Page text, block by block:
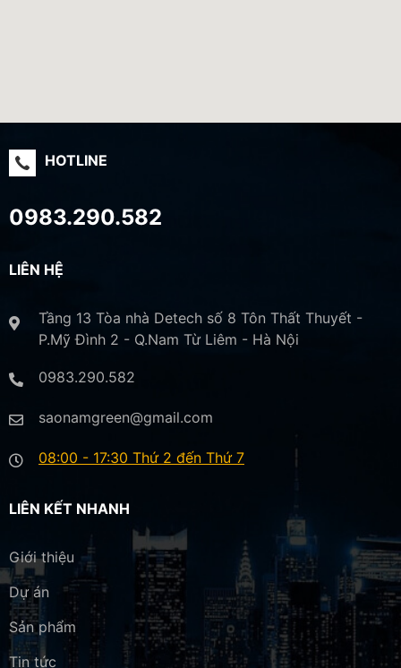
HOTLINE
0983.290.582
LIÊN HỆ
Tầng 13 Tòa nhà Detech số 8 Tôn Thất Thuyết -
P.Mỹ Đình 2 - Q.Nam Từ Liêm - Hà Nội
0983.290.582
saonamgreen@gmail.com
08:00 - 17:30 Thứ 2 đến Thứ 7
LIÊN KẾT NHANH
Giới thiệu
Dự án
Sản phẩm
Tin tức